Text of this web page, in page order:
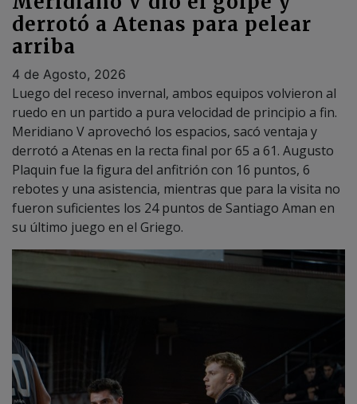
4 de Agosto, 2026
Luego del receso invernal, ambos equipos volvieron al
ruedo en un partido a pura velocidad de principio a fin.
Meridiano V aprovechó los espacios, sacó ventaja y
derrotó a Atenas en la recta final por 65 a 61. Augusto
Plaquin fue la figura del anfitrión con 16 puntos, 6
rebotes y una asistencia, mientras que para la visita no
fueron suficientes los 24 puntos de Santiago Aman en
su último juego en el Griego.